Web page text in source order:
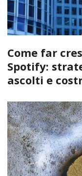
Come far
Spotify:
ascolti e